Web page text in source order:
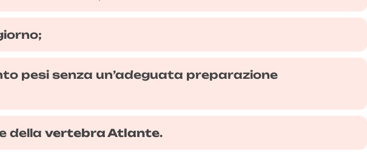
pesi senza un’adeguata preparazione
della vertebra Atlante.